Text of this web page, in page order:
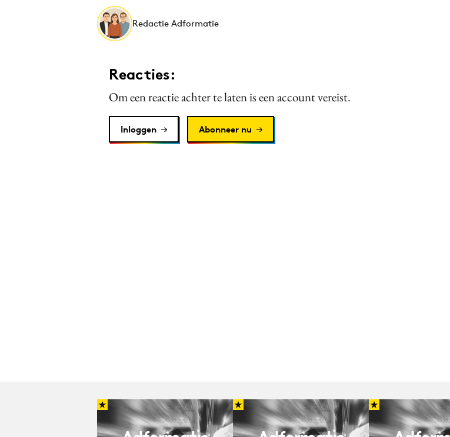
Redactie Adformatie
Reacties:
Om een reactie achter te laten is een account vereist.
Inloggen Abonneer nu